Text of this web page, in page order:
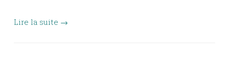
Lire la suite →